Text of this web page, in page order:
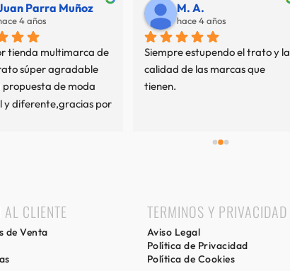
Parra Muñoz
4 años
tienda multimarca de
súper agradable
propuesta de moda
y diferente,gracias por
M. A.
hace 4 años
Siempre estupendo el trato y la
calidad de las marcas que
tienen.
CLIENTE
de Venta
TERMINOS Y PRIVACIDAD
Aviso Legal
Política de Privacidad
Política de Cookies